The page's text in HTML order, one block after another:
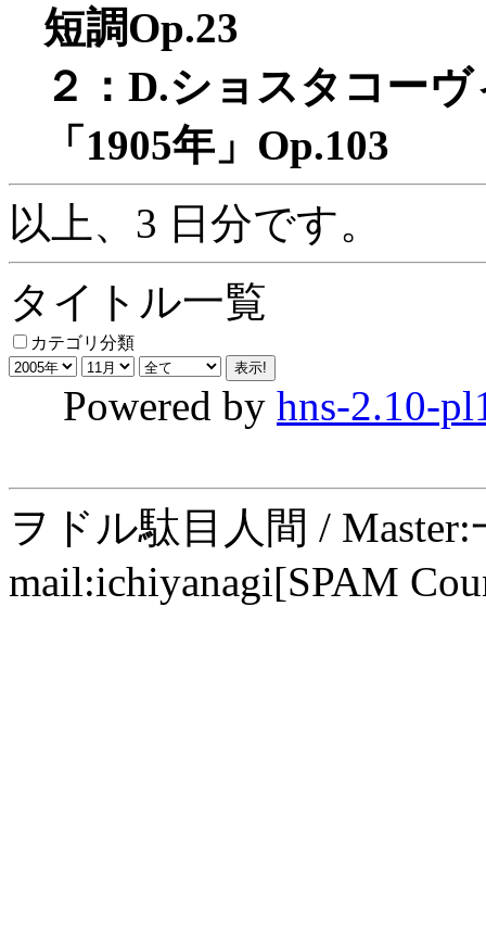
短調Op.23
２：D.ショスタコー
「1905年」Op.103
以上、3 日分です。
タイトル一覧
カテゴリ分類
Powered by hns-2.10-
ヲドル駄目人間 /
mail:ichiyanagi[SPAM